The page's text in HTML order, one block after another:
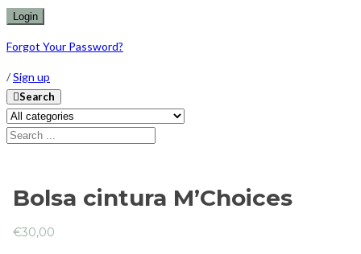
Forgot Your Password?
/Sign up
Search
Bolsa cintura M’Choices
€30,00